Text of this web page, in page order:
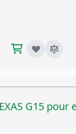
G15 pour